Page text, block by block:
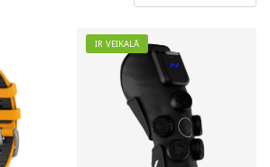
IR VEIKALĀ